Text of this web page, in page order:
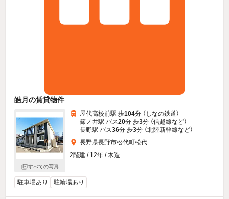
皓月の賃貸物件
すべての写真
屋代高校前駅 歩104分 （しなの鉄道）
篠ノ井駅 バス20分 歩3分 （信越線など）
長野駅 バス36分 歩3分 （北陸新幹線など）
長野県長野市松代町松代
2階建 / 12年 / 木造
駐車場あり 駐輪場あり